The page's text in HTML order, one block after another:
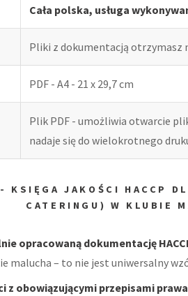
Cała polska, usługa
Pliki z dokumentacją otrzymasz
PDF - A4 - 21 x 29,7 cm
Plik PDF - umożliwia otwarcie
nadaje się do wielokrotnego
KSIĘGA JAKOŚCI HACCP
CATERINGU) W KLUBIE
opracowaną dokumentację
malucha – to nie jest uniwersalny
z obowiązującymi przepisami prawa